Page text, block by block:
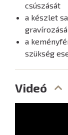
csúszását
a készlet
a
szükség
Videó